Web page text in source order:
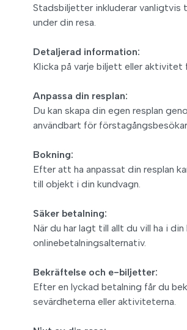
Stadsbiljetter inkluderar vanligtvis
under din resa.
Detaljerad information:
Klicka på varje biljett eller
Anpassa din resplan:
Du kan skapa din egen resplan
användbart för
Bokning:
Efter att ha anpassat din resplan
till objekt i din kundvagn.
Säker betalning:
När du har lagt till allt du vill ha i
onlinebetalningsalternativ.
Bekräftelse och e-biljetter:
Efter en lyckad betalning får du
sevärdheterna eller aktiviteterna.